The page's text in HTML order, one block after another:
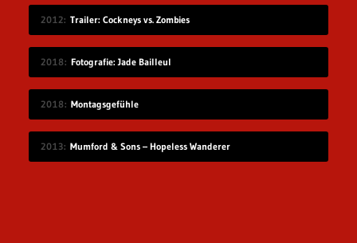
2012 Trailer: Cockneys vs. Zombies
2018 Fotografie: Jade Bailleul
2018 Montagsgefühle
2013 Mumford & Sons – Hopeless Wanderer